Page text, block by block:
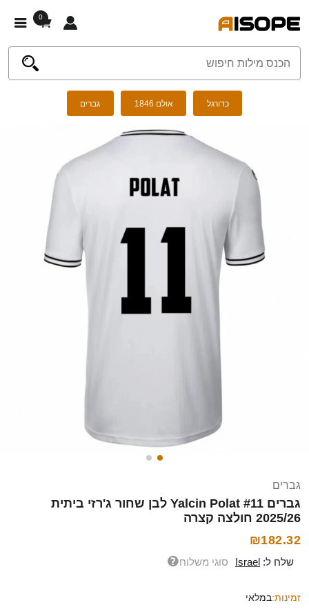
0
כדורגל אולם 1846 גברים
גברים
גברים Yalcin Polat #11 לבן שחור ג'רזי ביתית
2025/26 חולצה קצרה
₪182.32
שלח ל: Israel סוגי משלוח
זמינות:במלאי